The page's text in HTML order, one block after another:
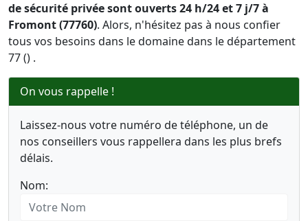
de sécurité privée sont ouverts 24 h/24 et 7 j/7 à
Fromont (77760). Alors, n'hésitez pas à nous confier
tous vos besoins dans le domaine dans le département
77 () .
On vous rappelle !
Laissez-nous votre numéro de téléphone, un de
nos conseillers vous rappellera dans les plus brefs
délais.
Nom: